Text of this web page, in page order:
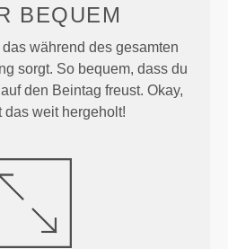
BEQUEM
während des gesamten
sorgt. So bequem, dass du
den Beintag freust. Okay,
das weit hergeholt!